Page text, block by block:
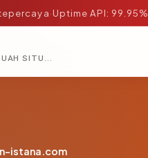
·Uptime API: 99.95%
PERIKSA APAKAH SEBUAH SITUS AMAN, TEPERCAYA, DAN TERVERIFIKASI DALAM HITUNGAN DETIK.
istana.com